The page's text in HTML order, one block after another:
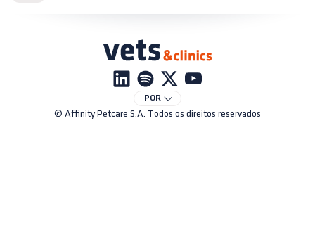
POR
© Affinity Petcare S.A. Todos os direitos reservados